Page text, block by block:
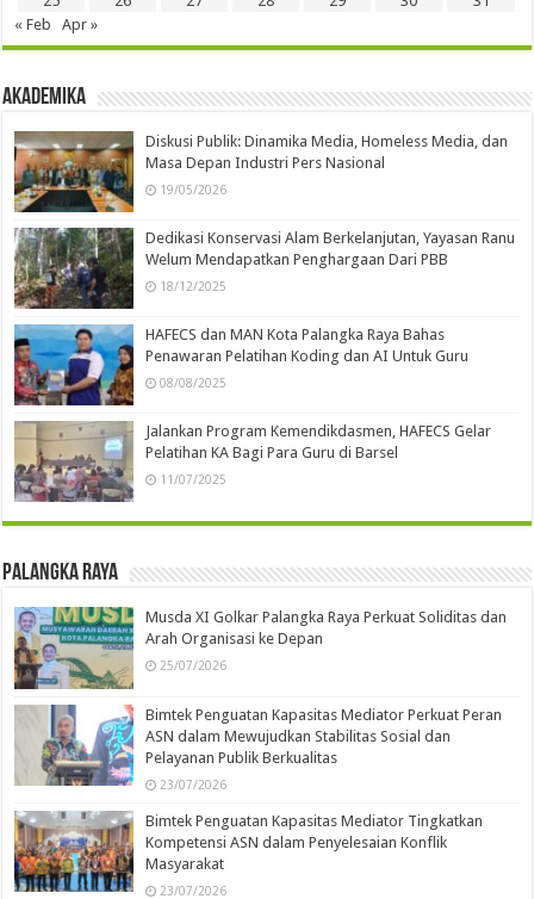
« Feb
Apr »
Akademika
Diskusi Publik: Dinamika Media, Homeless Media, dan
Masa Depan Industri Pers Nasional
19/05/2026
Dedikasi Konservasi Alam Berkelanjutan, Yayasan Ranu
Welum Mendapatkan Penghargaan Dari PBB
18/12/2025
HAFECS dan MAN Kota Palangka Raya Bahas
Penawaran Pelatihan Koding dan AI Untuk Guru
08/08/2025
Jalankan Program Kemendikdasmen, HAFECS Gelar
Pelatihan KA Bagi Para Guru di Barsel
11/07/2025
Palangka Raya
Musda XI Golkar Palangka Raya Perkuat Soliditas dan
Arah Organisasi ke Depan
25/07/2026
Bimtek Penguatan Kapasitas Mediator Perkuat Peran
ASN dalam Mewujudkan Stabilitas Sosial dan
Pelayanan Publik Berkualitas
23/07/2026
Bimtek Penguatan Kapasitas Mediator Tingkatkan
Kompetensi ASN dalam Penyelesaian Konflik
Masyarakat
23/07/2026